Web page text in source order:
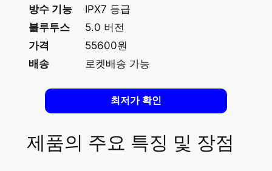
방수 기능
IPX7 등급
블루투스
5.0 버전
가격
55600원
배송
로켓배송 가능
최저가 확인
제품의 주요 특징 및 장점